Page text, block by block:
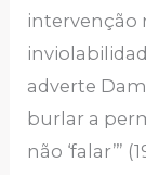
intervenção
adverte
burlar a
não ‘falar’”